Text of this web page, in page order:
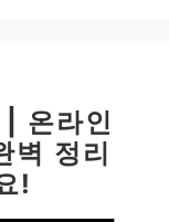
온라인
벽 정리
!